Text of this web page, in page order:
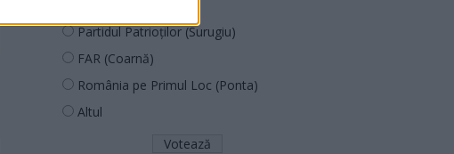
Partidul Patrioților (Surugiu)
FAR (Coarnă)
România pe Primul Loc (Ponta)
Altul